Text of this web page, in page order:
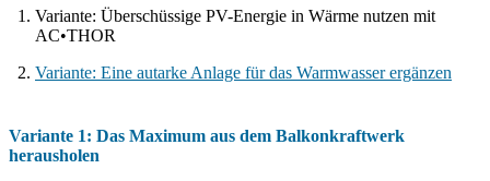
Variante: Überschüssige PV-Energie in Wärme nutzen mit
AC•THOR
Variante: Eine autarke Anlage für das Warmwasser ergänzen
Variante 1: Das Maximum aus dem Balkonkraftwerk
herausholen